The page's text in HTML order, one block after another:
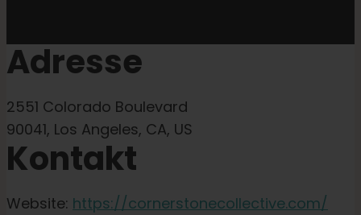
Adresse
2551 Colorado Boulevard
90041, Los Angeles, CA, US
Kontakt
Website: https://cornerstonecollective.com/